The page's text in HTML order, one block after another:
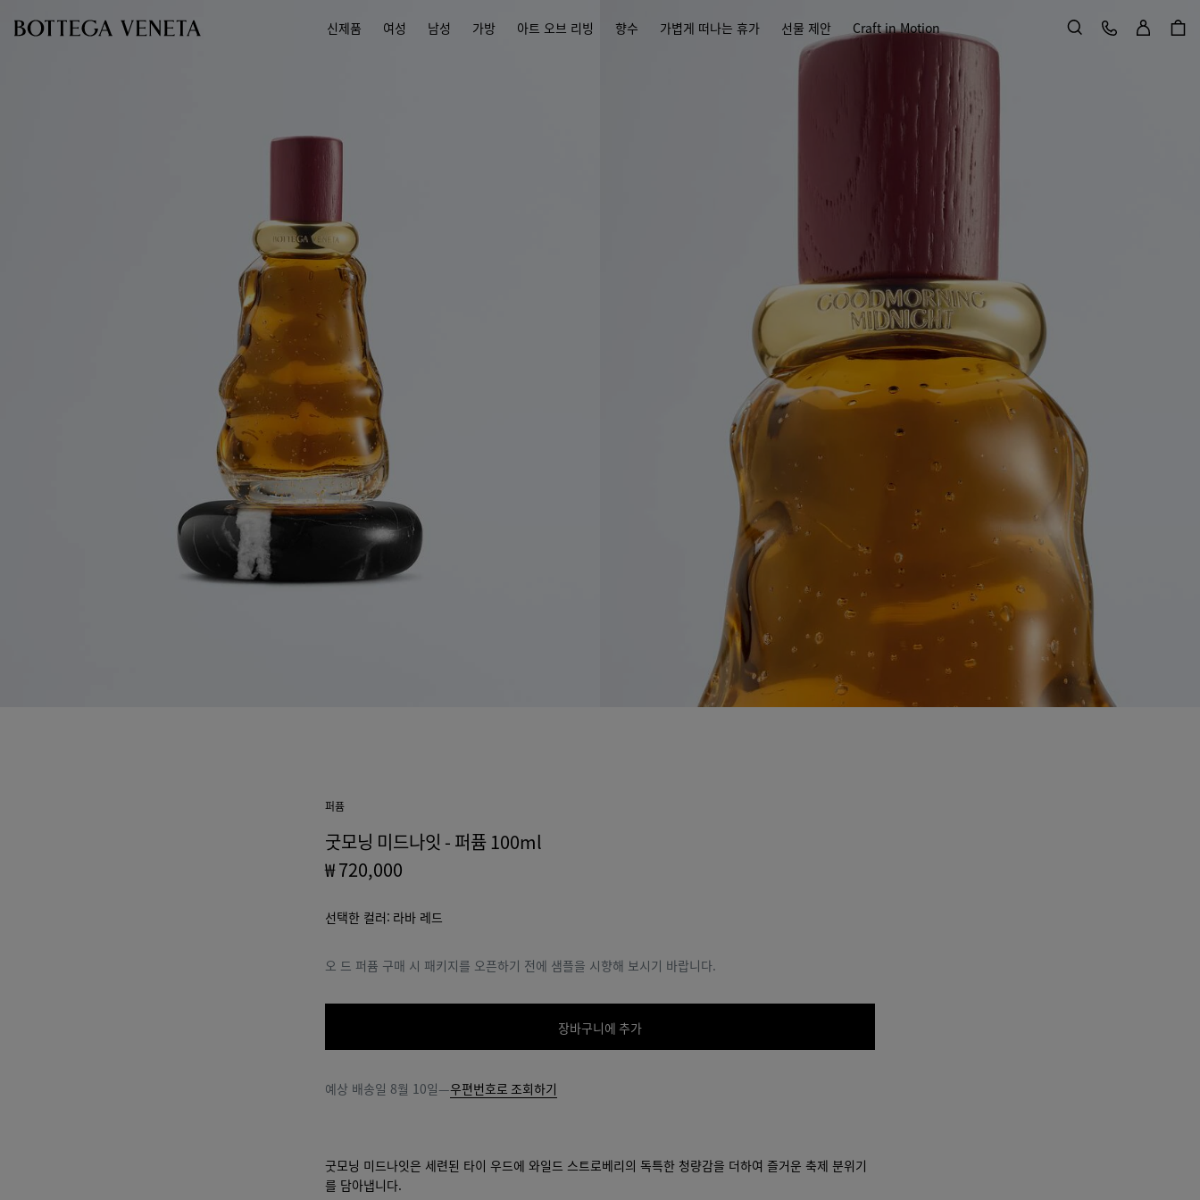
신제품
여성 남성 가방 아트 오브 리빙 향수 가볍게 떠나는 휴가 선물 제안 Craft in Motion 검색
로그인
퍼퓸
굿모닝 미드나잇 - 퍼퓸 100ml
₩ 720,000
선택한 컬러: 라바 레드
오 드 퍼퓸 구매 시 패키지를 오픈하기 전에 샘플을 시향해 보시기 바랍니다.
장
장바구니에 추가
사
주
예상 배송일 8월 10일—우편번호로 조회하기
굿모닝 미드나잇은 세련된 타이 우드에 와일드 스트로베리의 독특한 청량감을 더하여 즐거운 축제 분위기
를 담아냅니다.